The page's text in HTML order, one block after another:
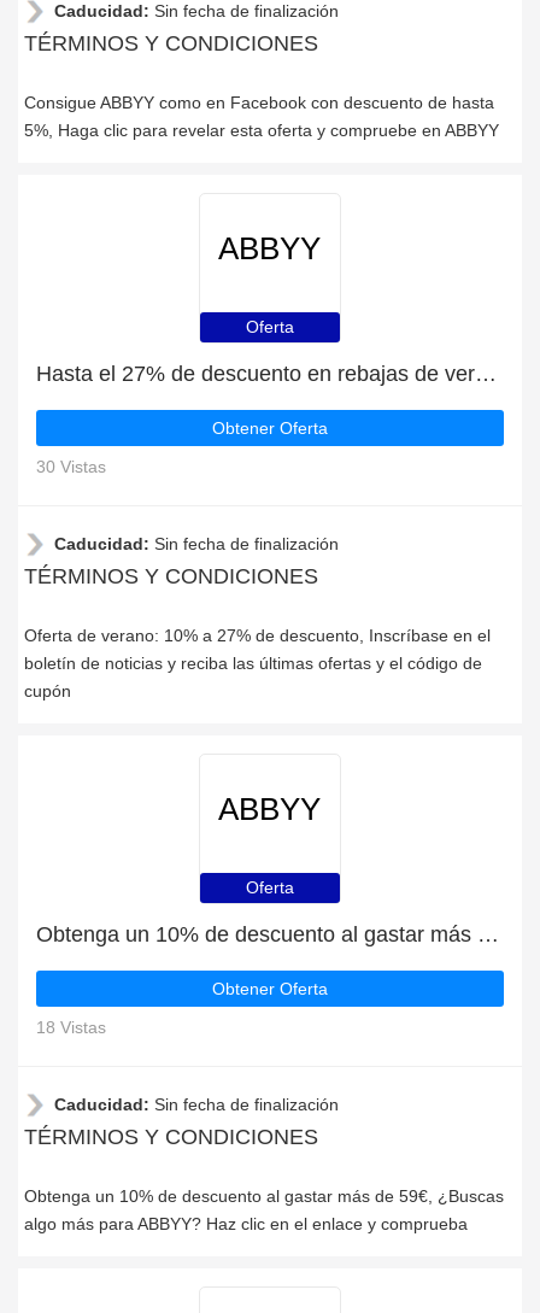
Caducidad: Sin fecha de finalización
TÉRMINOS Y CONDICIONES
Consigue ABBYY como en Facebook con descuento de hasta
5%, Haga clic para revelar esta oferta y compruebe en ABBYY
ABBYY
Oferta
Hasta el 27% de descuento en rebajas de verano | fin en breve
Obtener Oferta
30 Vistas
Caducidad: Sin fecha de finalización
TÉRMINOS Y CONDICIONES
Oferta de verano: 10% a 27% de descuento, Inscríbase en el
boletín de noticias y reciba las últimas ofertas y el código de
cupón
ABBYY
Oferta
Obtenga un 10% de descuento al gastar más de 59€
Obtener Oferta
18 Vistas
Caducidad: Sin fecha de finalización
TÉRMINOS Y CONDICIONES
Obtenga un 10% de descuento al gastar más de 59€, ¿Buscas
algo más para ABBYY? Haz clic en el enlace y comprueba